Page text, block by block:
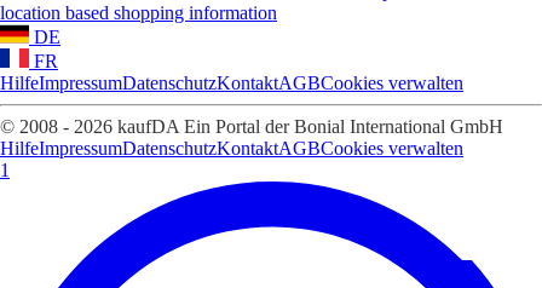
location based shopping information
DE
FR
HilfeImpressumDatenschutzKontaktAGBCookies verwalten
© 2008 - 2026 kaufDA Ein Portal der Bonial International GmbH
HilfeImpressumDatenschutzKontaktAGBCookies verwalten
1